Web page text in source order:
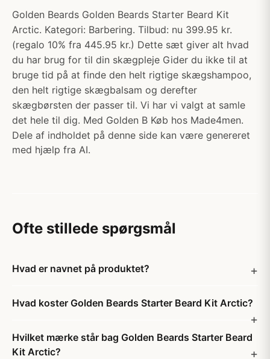
Golden Beards Golden Beards Starter Beard Kit
Arctic. Kategori: Barbering. Tilbud: nu 399.95 kr.
(regalo 10% fra 445.95 kr.) Dette sæt giver alt hvad
du har brug for til din skægpleje Gider du ikke til at
bruge tid på at finde den helt rigtige skægshampoo,
den helt rigtige skægbalsam og derefter
skægbørsten der passer til. Vi har vi valgt at samle
det hele til dig. Med Golden B Køb hos Made4men.
Dele af indholdet på denne side kan være genereret
med hjælp fra AI.
Ofte stillede spørgsmål
Hvad er navnet på produktet?
Hvad koster Golden Beards Starter Beard Kit Arctic?
Hvilket mærke står bag Golden Beards Starter Beard
Kit Arctic?